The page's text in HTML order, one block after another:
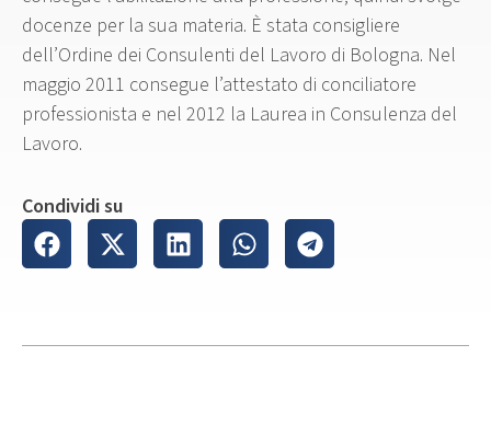
docenze per la sua materia. È stata consigliere
dell’Ordine dei Consulenti del Lavoro di Bologna. Nel
maggio 2011 consegue l’attestato di conciliatore
professionista e nel 2012 la Laurea in Consulenza del
Lavoro.
Condividi su